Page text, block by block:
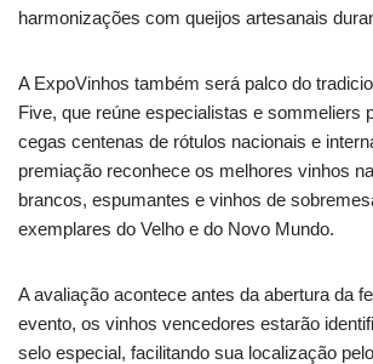
harmonizações com queijos artesanais
A ExpoVinhos também será palco do
Five, que reúne especialistas e sommeliers
cegas centenas de rótulos nacionais e
premiação reconhece os melhores vinhos
brancos, espumantes e vinhos de
exemplares do Velho e do Novo Mundo.
A avaliação acontece antes da abertura da
evento, os vinhos vencedores estarão
selo especial, facilitando sua localização